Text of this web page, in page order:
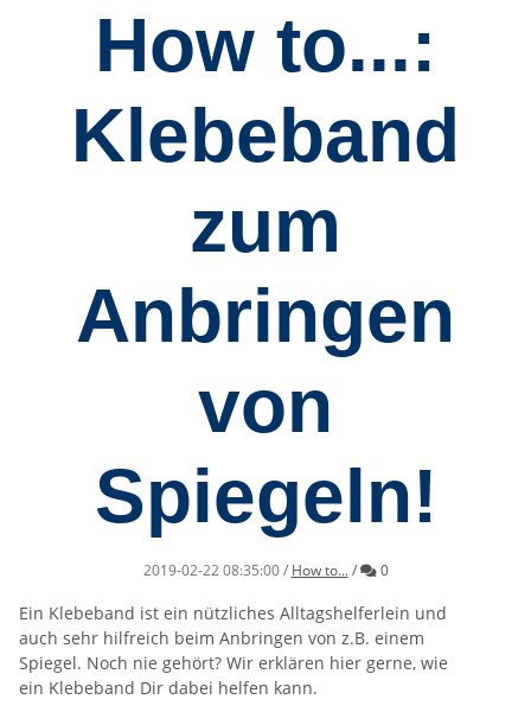
How to...:
Klebeband
zum
Anbringen
von
Spiegeln!
2019-02-22 08:35:00 / How to... / Kommentare
0
Ein Klebeband ist ein nützliches Alltagshelferlein und
auch sehr hilfreich beim Anbringen von z.B. einem
Spiegel. Noch nie gehört? Wir erklären hier gerne, wie
ein Klebeband Dir dabei helfen kann.